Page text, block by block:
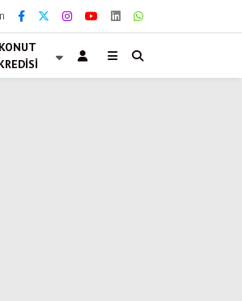
KONUT